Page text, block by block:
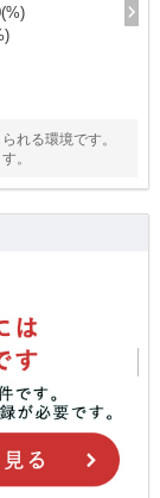
れる環境です。
。